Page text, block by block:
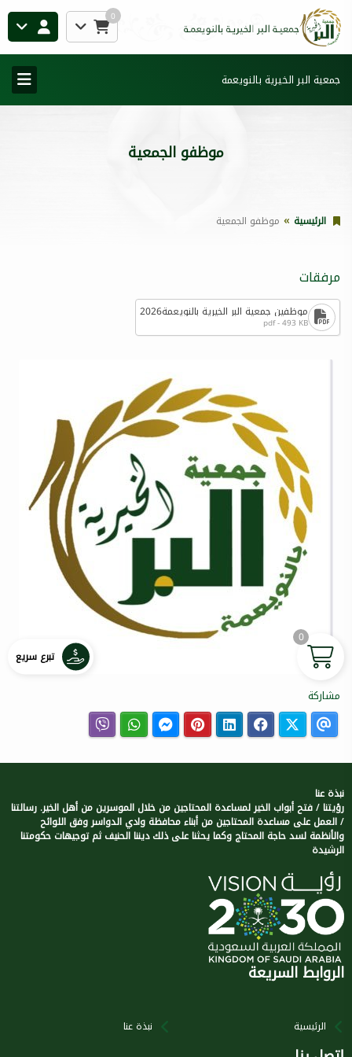
0
جمعية البر الخيرية بالنويعمة
موظفو الجمعية
الرئيسية موظفو الجمعية
مرفقات
موظفين جمعية البر الخيرية بالنويعمة2026
pdf - 493 KB
مشاركة
نبذة عنا
رؤيتنا / فتح أبواب الخير لمساعدة المحتاجين من خلال الموسرين من أهل الخير. رسالتنا
/ العمل على مساعدة المحتاجين من أبناء محافظة وادي الدواسر وفق اللوائح
والأنظمة لسد حاجة المحتاج وكما يحثنا على ذلك ديننا الحنيف ثم توجيهات حكومتنا
الرشيدة
الروابط السريعة
الرئيسية نبذة عنا
تبرع سريع
0